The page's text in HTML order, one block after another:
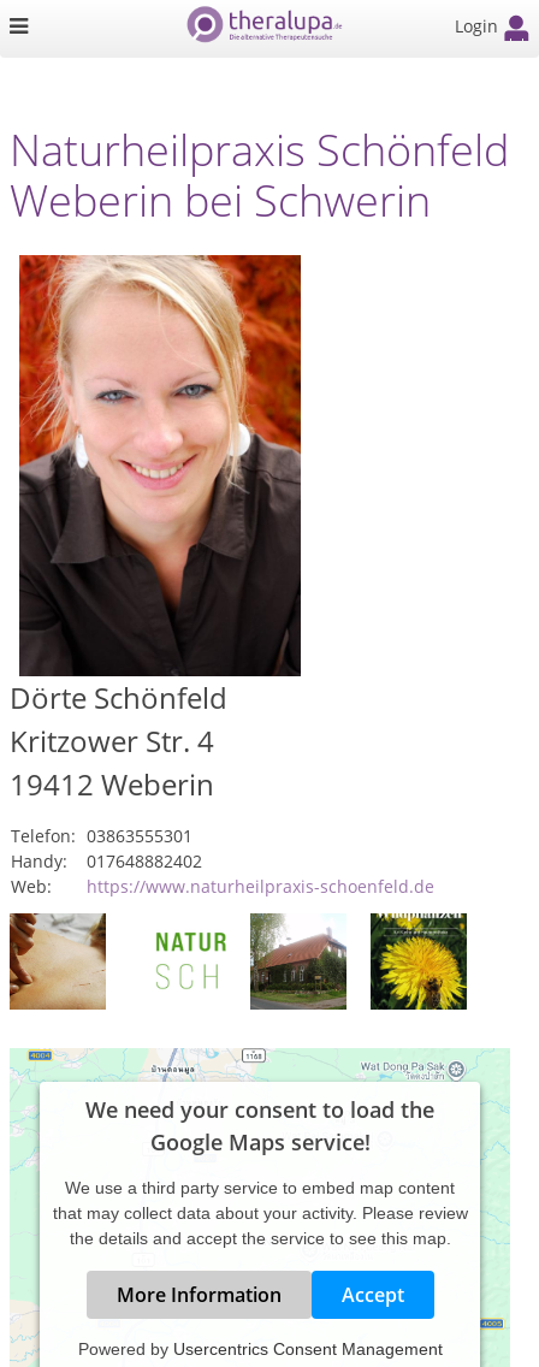
Login
Naturheilpraxis Schönfeld
Weberin bei Schwerin
Dörte Schönfeld
Kritzower Str. 4
19412 Weberin
Telefon: 03863555301
Handy:
017648882402
Web:
https://www.naturheilpraxis-schoenfeld.de
We need your consent to load the
Google Maps service!
We use a third party service to embed map content
that may collect data about your activity. Please review
the details and accept the service to see this map.
More Information Accept
Powered by Usercentrics Consent Management